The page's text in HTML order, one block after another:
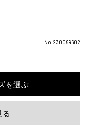
No.230069602
を選ぶ
る